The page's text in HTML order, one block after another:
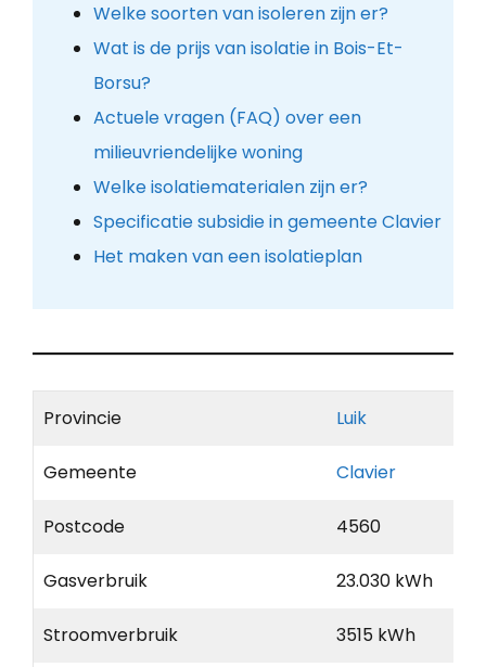
Welke soorten van isoleren zijn er?
Wat is de prijs van isolatie in Bois-Et-
Borsu?
Actuele vragen (FAQ) over een
milieuvriendelijke woning
Welke isolatiematerialen zijn er?
Specificatie subsidie in gemeente Clavier
Het maken van een isolatieplan
Provincie Luik
Gemeente Clavier
Postcode 4560
Gasverbruik 23.030 kWh
Stroomverbruik 3515 kWh